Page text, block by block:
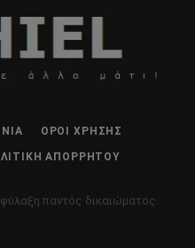
ΌΡΟΙ ΧΡΉΣΗΣ
ΑΠΟΡΡΉΤΟΥ
παντός δικαιώματος.